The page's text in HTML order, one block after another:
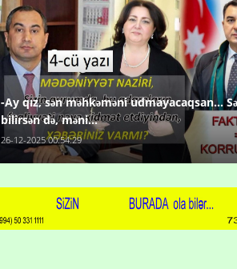
-Ay qız, sən məhkəməni udmayacaqsan...
bilirsən də, məni...
26-12-2025 00:54:29